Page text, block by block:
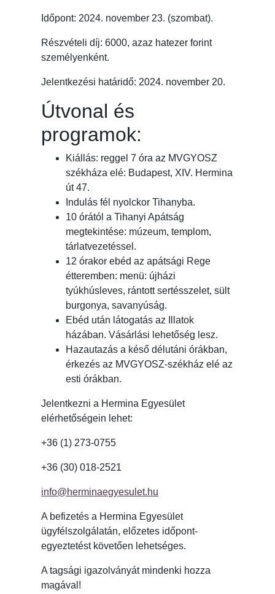
Időpont: 2024. november 23. (szombat).
Részvételi díj: 6000, azaz hatezer forint
személyenként.
Jelentkezési határidő: 2024. november 20.
Útvonal és
programok:
Kiállás: reggel 7 óra az MVGYOSZ
székháza elé: Budapest, XIV. Hermina
út 47.
Indulás fél nyolckor Tihanyba.
10 órától a Tihanyi Apátság
megtekintése: múzeum, templom,
tárlatvezetéssel.
12 órakor ebéd az apátsági Rege
étteremben: menü: újházi
tyúkhúsleves, rántott sertésszelet, sült
burgonya, savanyúság.
Ebéd után látogatás az Illatok
házában. Vásárlási lehetőség lesz.
Hazautazás a késő délutáni órákban,
érkezés az MVGYOSZ-székház elé az
esti órákban.
Jelentkezni a Hermina Egyesület
elérhetőségein lehet:
+36 (1) 273-0755
+36 (30) 018-2521
info@herminaegyesulet.hu
A befizetés a Hermina Egyesület
ügyfélszolgálatán, előzetes időpont-
egyeztetést követően lehetséges.
A tagsági igazolványát mindenki hozza
magával!